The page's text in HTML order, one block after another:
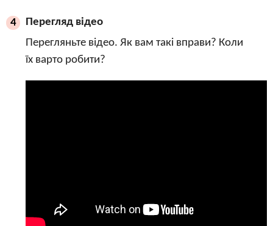
4
Перегляд відео
Перегляньте відео. Як вам такі вправи? Коли
їх варто робити?